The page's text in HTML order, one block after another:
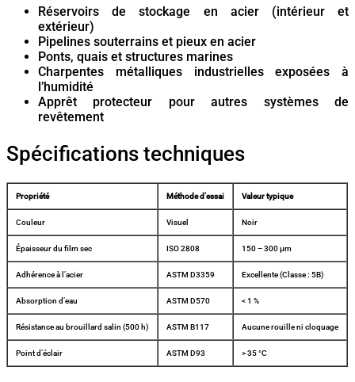
Réservoirs de stockage en acier (intérieur et
extérieur)
Pipelines souterrains et pieux en acier
Ponts, quais et structures marines
Charpentes métalliques industrielles exposées à
l’humidité
Apprêt protecteur pour autres systèmes de
revêtement
Spécifications techniques
Propriété Méthode d’essai Valeur typique
Couleur Visuel Noir
Épaisseur du film sec ISO 2808 150 – 300 µm
Adhérence à l’acier ASTM D3359 Excellente (Classe : 5B)
Absorption d’eau ASTM D570 < 1 %
Résistance au brouillard salin (500 h) ASTM B117 Aucune rouille ni cloquage
Point d’éclair ASTM D93 > 35 °C